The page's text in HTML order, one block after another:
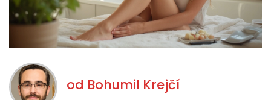
od Bohumil Krejčí